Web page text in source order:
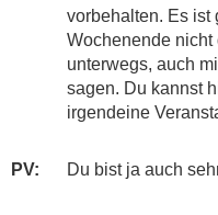
vorbehalten. Es ist
Wochenende nicht
unterwegs, auch
sagen. Du kannst
irgendeine
PV: Du bist ja auch